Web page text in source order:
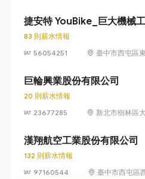
捷安特 YouBike_巨大機械
83 則薪水情報
56054251
臺中市西屯區
巨輪興業股份有限公司
20 則薪水情報
23677285
新北市樹林區
漢翔航空工業股份有限公司
132 則薪水情報
97160544
臺中市西屯區